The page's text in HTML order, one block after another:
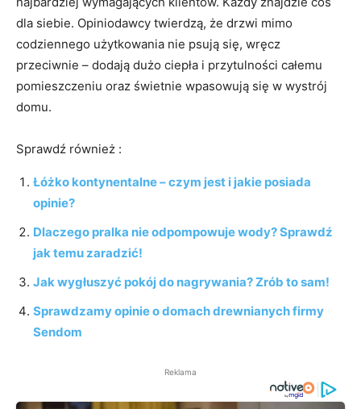
dla siebie. Opiniodawcy twierdzą, że drzwi mimo
codziennego użytkowania nie psują się, wręcz
przeciwnie – dodają dużo ciepła i przytulności całemu
pomieszczeniu oraz świetnie wpasowują się w wystrój
domu.
Sprawdź również :
Łóżko kontynentalne – czym jest i jakie posiada
opinie?
Dlaczego pralka nie odpompowuje wody? Sprawdź
jak temu zaradzić!
Jak wygłuszyć pokój do nagrywania? Zrób to sam!
Sprawdzamy opinie o domach drewnianych firmy
Sendom
Reklama